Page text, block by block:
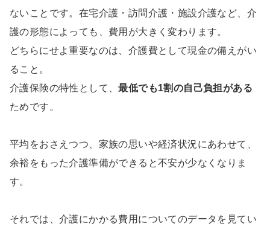
ないことです。在宅介護・訪問介護・施設介護など、介
護の形態によっても、費用が大きく変わります。
どちらにせよ重要なのは、介護費として現金の備えがい
ること。
介護保険の特性として、最低でも1割の自己負担がある
ためです。
平均をおさえつつ、家族の思いや経済状況にあわせて、
余裕をもった介護準備ができると不安が少なくなりま
す。
それでは、介護にかかる費用についてのデータを見てい